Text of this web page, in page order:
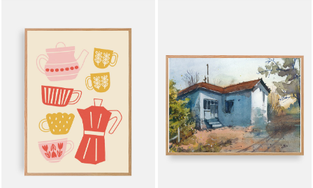
muunnelma.
valinnat
tuotteen
sivulla.
muunnelma.
Voit
tehdä
valinnat
tuotteen
sivulla.